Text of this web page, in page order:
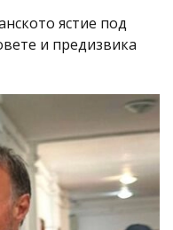
ястие под
и предизвика